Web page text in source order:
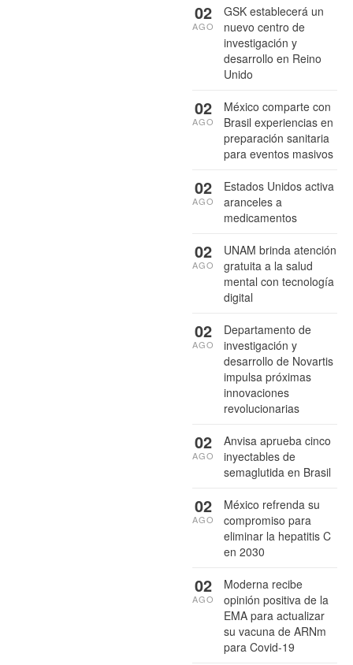
GSK establecerá un
nuevo centro de
investigación y
desarrollo en Reino
Unido
02
AGO
México comparte con
Brasil experiencias en
preparación sanitaria
para eventos masivos
02
AGO
Estados Unidos activa
aranceles a
medicamentos
02
AGO
UNAM brinda atención
gratuita a la salud
mental con tecnología
digital
02
AGO
Departamento de
investigación y
desarrollo de Novartis
impulsa próximas
innovaciones
revolucionarias
02
AGO
Anvisa aprueba cinco
inyectables de
semaglutida en Brasil
02
AGO
México refrenda su
compromiso para
eliminar la hepatitis C
en 2030
02
AGO
Moderna recibe
opinión positiva de la
EMA para actualizar
su vacuna de ARNm
para Covid-19
02
AGO